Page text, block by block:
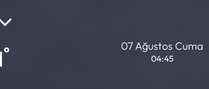
° 07 Ağustos Cuma
04:45